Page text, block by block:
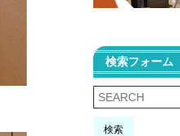
検索フォーム
検索